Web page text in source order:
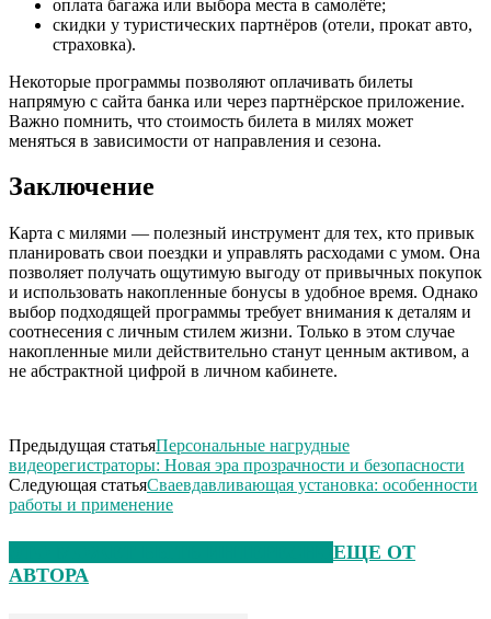
оплата багажа или выбора места в самолёте;
скидки у туристических партнёров (отели, прокат авто,
страховка).
Некоторые программы позволяют оплачивать билеты
напрямую с сайта банка или через партнёрское приложение.
Важно помнить, что стоимость билета в милях может
меняться в зависимости от направления и сезона.
Заключение
Карта с милями — полезный инструмент для тех, кто привык
планировать свои поездки и управлять расходами с умом. Она
позволяет получать ощутимую выгоду от привычных покупок
и использовать накопленные бонусы в удобное время. Однако
выбор подходящей программы требует внимания к деталям и
соотнесения с личным стилем жизни. Только в этом случае
накопленные мили действительно станут ценным активом, а
не абстрактной цифрой в личном кабинете.
Предыдущая статьяПерсональные нагрудные
видеорегистраторы: Новая эра прозрачности и безопасности
Следующая статьяСваевдавливающая установка: особенности
работы и применение
ЕЩЕ ОТ
АВТОРА